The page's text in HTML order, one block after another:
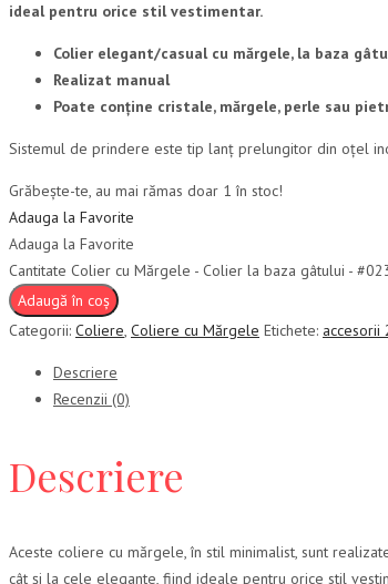
ideal pentru orice stil vestimentar.
Colier elegant/casual cu mărgele, la baza
Realizat manual
Poate conține cristale, mărgele, perle sau
Sistemul de prindere este tip lanț prelungitor din oțel
Grăbește-te, au mai rămas doar 1 în stoc!
Adauga la Favorite
Adauga la Favorite
Cantitate Colier cu Mărgele - Colier la baza gâtului -
Adaugă în coș
Categorii: Coliere, Coliere cu Mărgele Etichete: accesorii
Descriere
Recenzii (0)
Descriere
Aceste coliere cu mărgele, în stil minimalist, sunt
cât și la cele elegante, fiind ideale pentru orice stil